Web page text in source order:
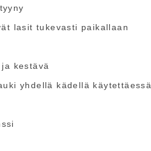
lasit tukevasti paikallaan
kestävä
yhdellä kädellä käytettäessä